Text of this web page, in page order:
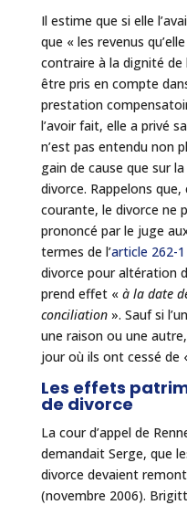
Il estime que si elle
que « les revenus
contraire à la dignité de
être pris en compte
prestation
l’avoir fait, elle a privé
n’est pas entendu non
gain de cause que sur
divorce. Rappelons
courante, le divorce ne
prononcé par le juge
termes de l’article 262-1
divorce pour altération
prend effet « à la date
conciliation». Sauf si
une raison ou une
jour où ils ont cessé de
Les effets
de divorce
La cour d’appel de
demandait Serge, que
divorce devaient
(novembre 2006).